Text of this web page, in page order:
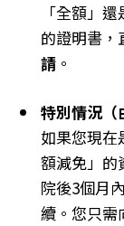
「全額」
的證明書，
請 。
特別情況（
如果您現在
額減免」的
院後3個月
續。您只需